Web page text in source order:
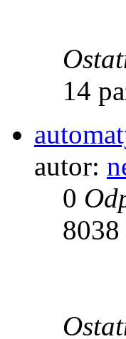
14
autor:
0
8038